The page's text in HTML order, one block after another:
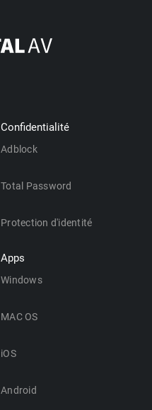
Confidentialité
Adblock
Total Password
Protection d'identité
Apps
Windows
MAC OS
iOS
Android